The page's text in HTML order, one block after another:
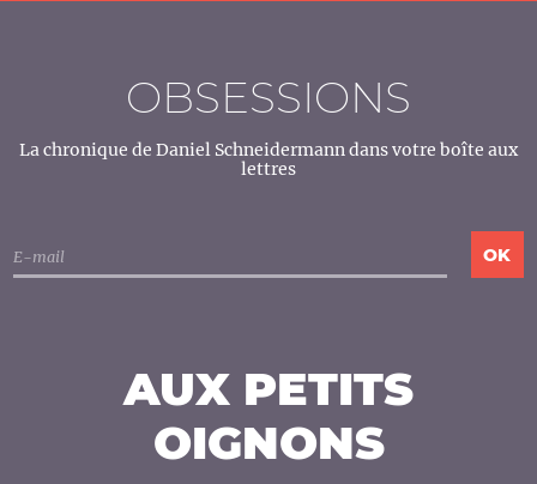
OBSESSIONS
La chronique de Daniel Schneidermann dans votre boîte aux
lettres
AUX PETITS
OIGNONS